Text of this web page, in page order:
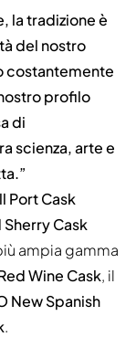
la tradizione è
del nostro
costantemente
profilo
di
scienza, arte e
Port Cask
Cask
ampia gamma
Wine Cask, il
New Spanish
.